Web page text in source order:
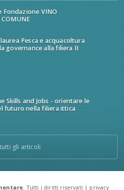
Fondazione VINO
Pesca e acquacoltura
governance alla filiera II
Skills and Jobs - orientare le
futuro nella filiera ittica
gli articoli
. Tutti i diritti riservati | privacy